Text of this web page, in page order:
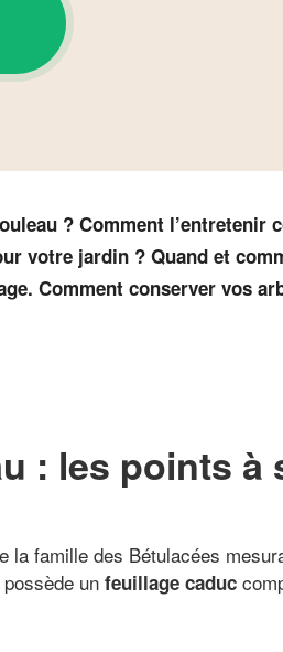
? Comment l’entretenir
votre jardin ? Quand et
Comment conserver vos
: les points à
la famille des Bétulacées
un feuillage caduc